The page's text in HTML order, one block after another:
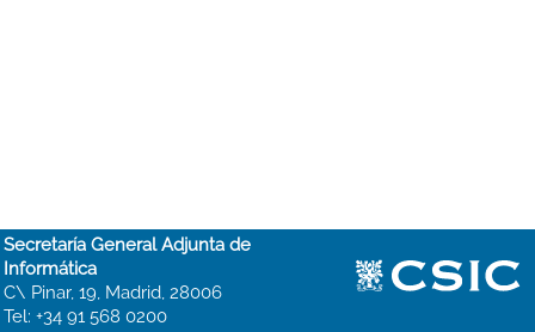
Secretaría General Adjunta de
Informática
C\ Pinar, 19, Madrid, 28006
Tel: +34 91 568 0200